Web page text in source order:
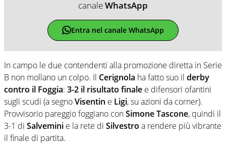
canaleWhatsApp
Entra nel canale WhatsApp
In campo le due contendenti alla promozione diretta in Serie
B non mollano un colpo. Il Cerignola ha fatto suo il derby
contro il Foggia: 3-2 il risultato finale e difensori ofantini
sugli scudi (a segnoVisentin e Ligi, su azioni da corner).
Provvisorio pareggio foggiano conSimone Tascone, quindi il
3-1 di Salvemini e la rete di Silvestro a rendere più vibrante
il finale di partita.